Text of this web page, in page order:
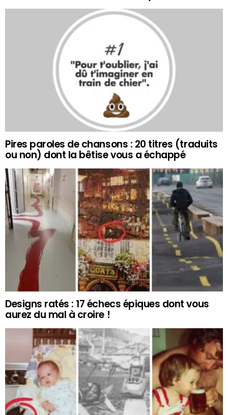
Pires paroles de chansons : 20 titres (traduits
ou non) dont la bêtise vous a échappé
Designs ratés : 17 échecs épiques dont vous
aurez du mal à croire !